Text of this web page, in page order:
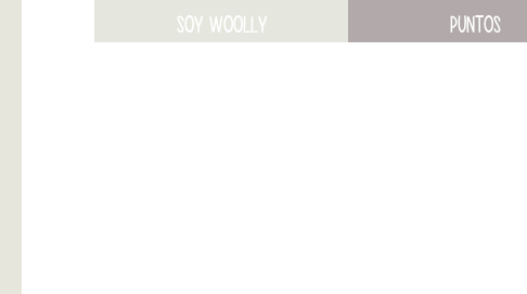
SOY WOOLLY PUNTOS